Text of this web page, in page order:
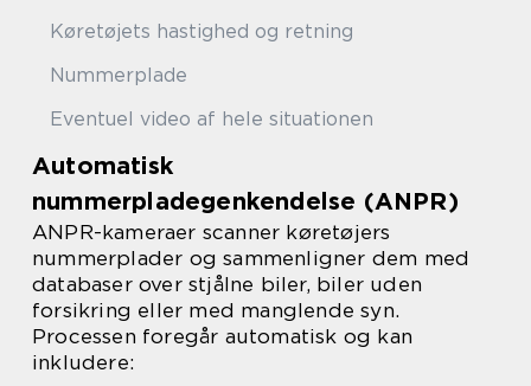
Køretøjets hastighed og retning
Nummerplade
Eventuel video af hele situationen
Automatisk
nummerpladegenkendelse (ANPR)
ANPR-kameraer scanner køretøjers
nummerplader og sammenligner dem med
databaser over stjålne biler, biler uden
forsikring eller med manglende syn.
Processen foregår automatisk og kan
inkludere: